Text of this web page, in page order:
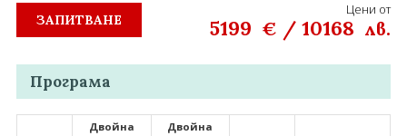
ЗАПИТВАНЕ
Цени от
5199 € /10168 лв.
Програма
Двойна
Двойна